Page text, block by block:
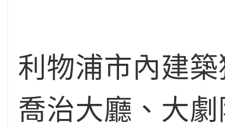
利物浦市內建
喬治大廳、大